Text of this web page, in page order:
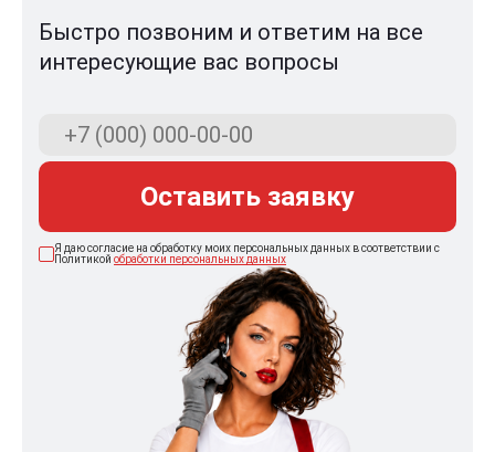
Быстро позвоним и ответим на все
интересующие вас вопросы
Оставить заявку
Я даю согласие на обработку моих персональных данных в соответствии с
Политикой обработки персональных данных